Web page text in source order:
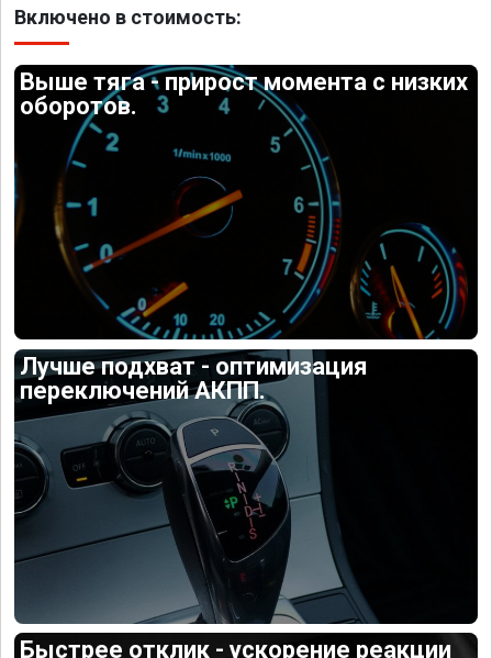
Включено в стоимость:
Выше тяга - прирост момента с низких
оборотов.
Лучше подхват - оптимизация
переключений АКПП.
Быстрее отклик - ускорение реакции